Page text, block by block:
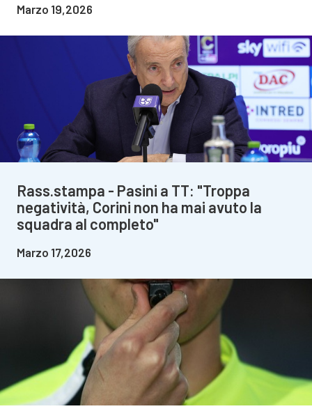
Marzo 19,2026
Rass.stampa - Pasini a TT: "Troppa
negatività, Corini non ha mai avuto la
squadra al completo"
Marzo 17,2026